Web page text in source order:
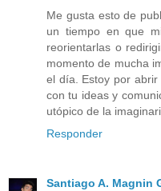
Me gusta esto de
un tiempo en que
reorientarlas o
momento de mucha
el día. Estoy por
con tu ideas y
utópico de la
Responder
Santiago A. Magnin